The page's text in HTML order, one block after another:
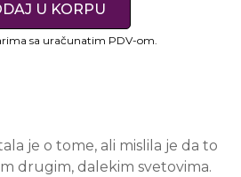
U KORPU
sa uračunatim PDV-om.
je o tome, ali mislila je da to
drugim, dalekim svetovima.